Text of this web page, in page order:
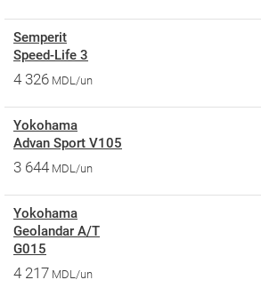
Semperit
Speed-Life 3
4 326 MDL/un
Yokohama
Advan Sport V105
3 644 MDL/un
Yokohama
Geolandar A/T
G015
4 217 MDL/un